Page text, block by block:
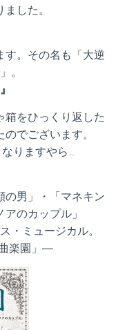
した。
す。その名も「大逆
。
箱をひっくり返した
でございます。
りますやら…
の男」・「マネキン
のカップル」
・ミュージカル。
楽園」―